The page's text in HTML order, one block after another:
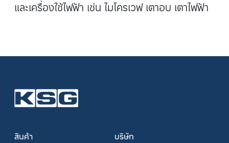
และเครื่องใช้ไฟฟ้า เช่น ไมโครเวฟ เตาอบ เตาไฟฟ้า
สินค้า บริษัท